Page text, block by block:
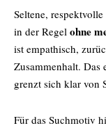
Seltene,
in der Regel ohne
ist empathisch,
Zusammenhalt. Das
grenzt sich klar von
Für das Suchmotiv